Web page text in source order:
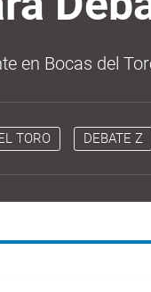
en Bocas del
TORO DEBATE Z